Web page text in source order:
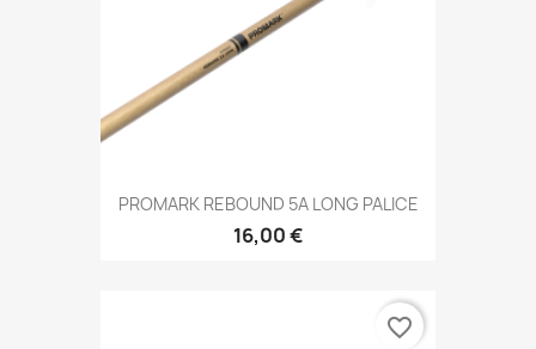
PROMARK REBOUND 5A LONG PALICE
16,00 €
favorite_border